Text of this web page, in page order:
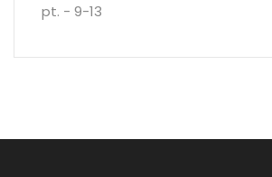
pt. - 9-13